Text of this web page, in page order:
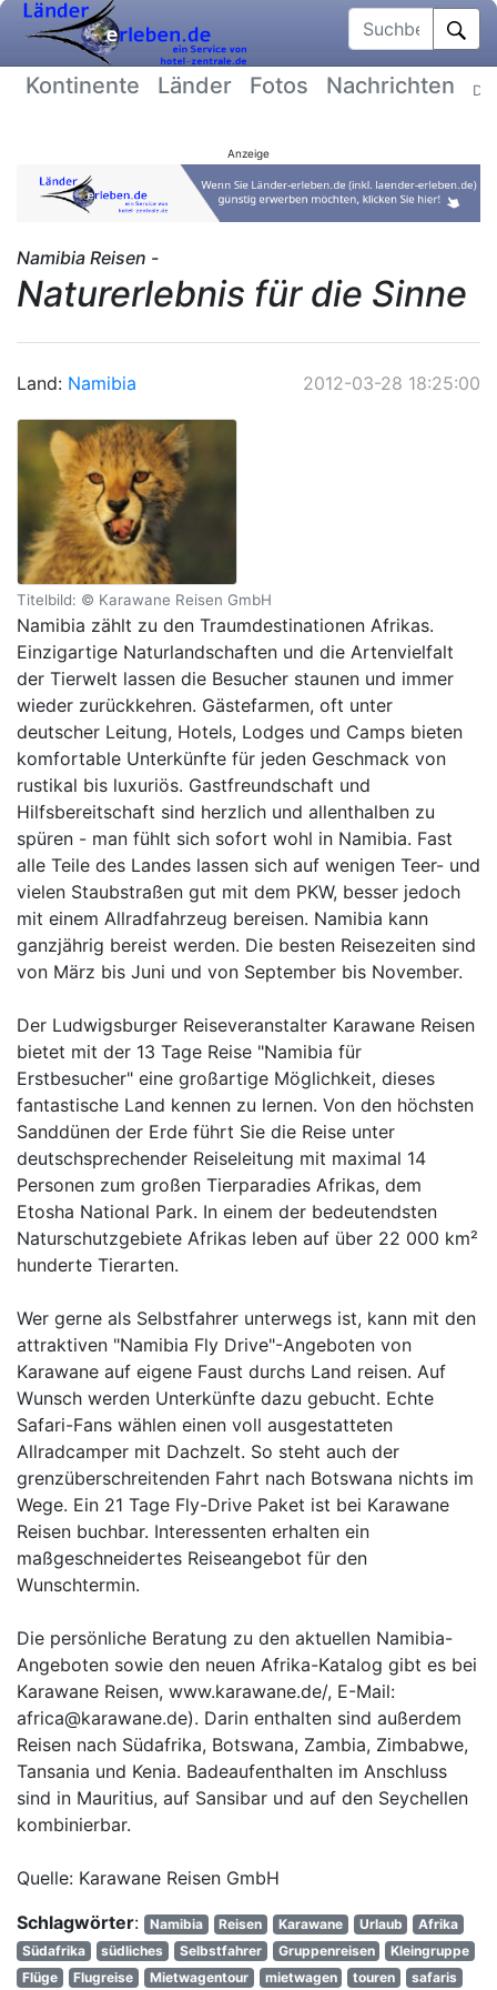
Suchbegriff
Kontinente Länder Fotos Nachrichten
Anzeige
Namibia Reisen -
Naturerlebnis für die Sinne
Land: Namibia 2012-03-28 18:25:00
Titelbild: © Karawane Reisen GmbH
Namibia zählt zu den Traumdestinationen Afrikas.
Einzigartige Naturlandschaften und die Artenvielfalt
der Tierwelt lassen die Besucher staunen und immer
wieder zurückkehren. Gästefarmen, oft unter
deutscher Leitung, Hotels, Lodges und Camps bieten
komfortable Unterkünfte für jeden Geschmack von
rustikal bis luxuriös. Gastfreundschaft und
Hilfsbereitschaft sind herzlich und allenthalben zu
spüren - man fühlt sich sofort wohl in Namibia. Fast
alle Teile des Landes lassen sich auf wenigen Teer- und
vielen Staubstraßen gut mit dem PKW, besser jedoch
mit einem Allradfahrzeug bereisen. Namibia kann
ganzjährig bereist werden. Die besten Reisezeiten sind
von März bis Juni und von September bis November.
Der Ludwigsburger Reiseveranstalter Karawane Reisen
bietet mit der 13 Tage Reise "Namibia für
Erstbesucher" eine großartige Möglichkeit, dieses
fantastische Land kennen zu lernen. Von den höchsten
Sanddünen der Erde führt Sie die Reise unter
deutschsprechender Reiseleitung mit maximal 14
Personen zum großen Tierparadies Afrikas, dem
Etosha National Park. In einem der bedeutendsten
Naturschutzgebiete Afrikas leben auf über 22 000 km²
hunderte Tierarten.
Wer gerne als Selbstfahrer unterwegs ist, kann mit den
attraktiven "Namibia Fly Drive"-Angeboten von
Karawane auf eigene Faust durchs Land reisen. Auf
Wunsch werden Unterkünfte dazu gebucht. Echte
Safari-Fans wählen einen voll ausgestatteten
Allradcamper mit Dachzelt. So steht auch der
grenzüberschreitenden Fahrt nach Botswana nichts im
Wege. Ein 21 Tage Fly-Drive Paket ist bei Karawane
Reisen buchbar. Interessenten erhalten ein
maßgeschneidertes Reiseangebot für den
Wunschtermin.
Die persönliche Beratung zu den aktuellen Namibia-
Angeboten sowie den neuen Afrika-Katalog gibt es bei
Karawane Reisen, www.karawane.de/, E-Mail:
africa@karawane.de). Darin enthalten sind außerdem
Reisen nach Südafrika, Botswana, Zambia, Zimbabwe,
Tansania und Kenia. Badeaufenthalten im Anschluss
sind in Mauritius, auf Sansibar und auf den Seychellen
kombinierbar.
Quelle: Karawane Reisen GmbH
Schlagwörter: Namibia Reisen Karawane Urlaub
Afrika
Südafrika
südliches Selbstfahrer Gruppenreisen
Kleingruppe
Flüge
Flugreise Mietwagentour mietwagen touren safaris